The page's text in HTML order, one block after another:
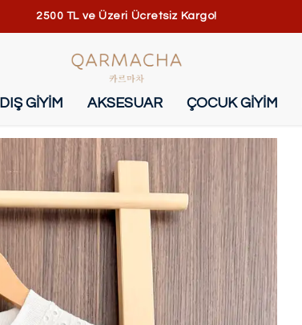
2500 TL ve Üzeri Ücretsiz Kargo!
DIŞ GİYİM AKSESUAR ÇOCUK GİYİM